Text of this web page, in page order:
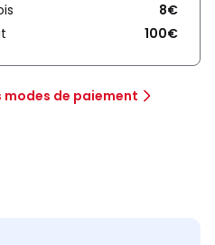
8€
100€
de paiement